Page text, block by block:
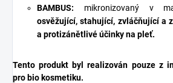
BAMBUS: mikronizovaný v
osvěžující, stahující, zvláčňující a
a protizánětlivé účinky na pleť.
Tento produkt byl realizován pouze z
pro bio kosmetiku.